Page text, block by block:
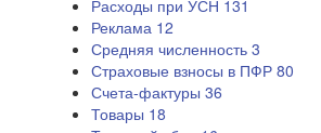
Расходы при УСН 131
Реклама 12
Средняя численность 3
Страховые взносы в ПФР 80
Счета-фактуры 36
Товары 18